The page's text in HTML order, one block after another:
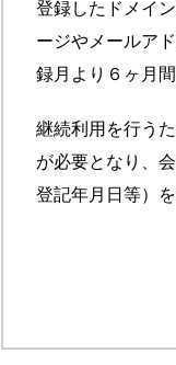
登録したドメイ
ージやメールア
録月より６ヶ月間
継続利用を行う
が必要となり、
登記年月日等）